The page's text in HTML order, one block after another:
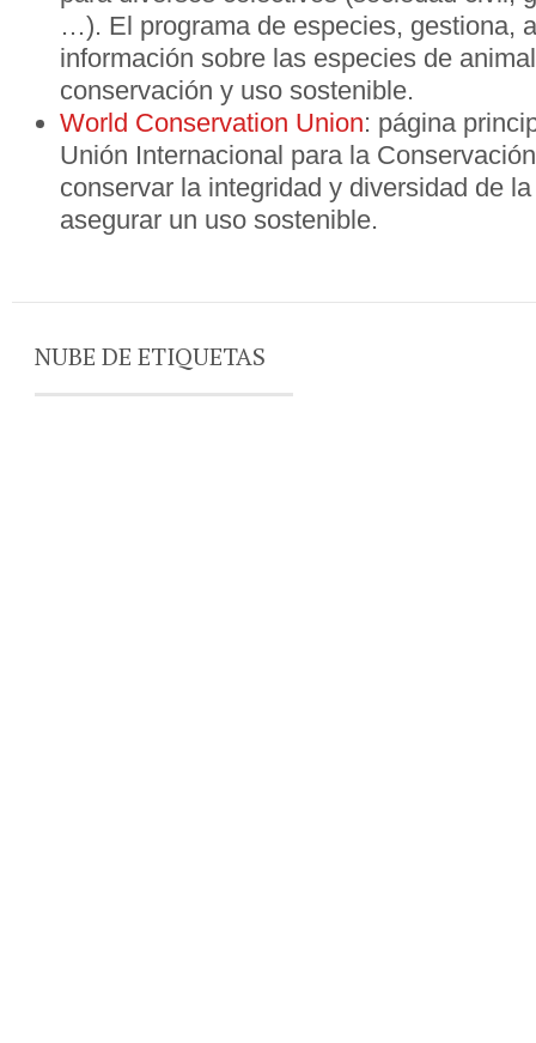
…). El programa de especies, gestiona,
información sobre las especies de
conservación y uso sostenible.
World Conservation Union: página
Unión Internacional para la
conservar la integridad y diversidad de
asegurar un uso sostenible.
NUBE DE ETIQUETAS